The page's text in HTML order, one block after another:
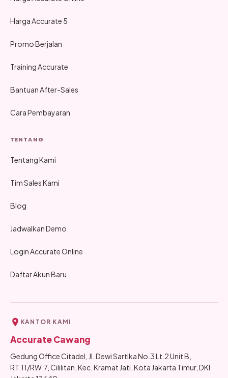
Harga Accurate 5
Promo Berjalan
Training Accurate
Bantuan After-Sales
Cara Pembayaran
TENTANG
Tentang Kami
Tim Sales Kami
Blog
Jadwalkan Demo
Login Accurate Online
Daftar Akun Baru
KANTOR KAMI
Accurate Cawang
Gedung Office Citadel, Jl. Dewi Sartika No.3 Lt.2 Unit B,
RT.11/RW.7, Cililitan, Kec. Kramat Jati, Kota Jakarta Timur, DKI